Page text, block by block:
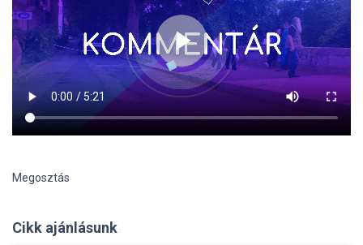
Megosztás
Cikk ajánlásunk